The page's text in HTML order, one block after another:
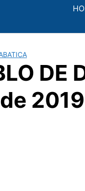
DE
2019